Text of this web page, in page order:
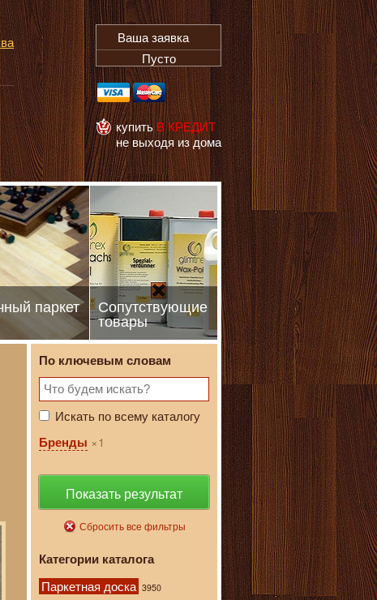
Ваша заявка
Пусто
купитьВ КРЕДИТ
не выходя из дома
паркет Сопутствующие
товары
По ключевым словам
Искать по всему каталогу
Бренды
1
Показать результат
Сбросить все фильтры
Категории каталога
Паркетная доска 3950